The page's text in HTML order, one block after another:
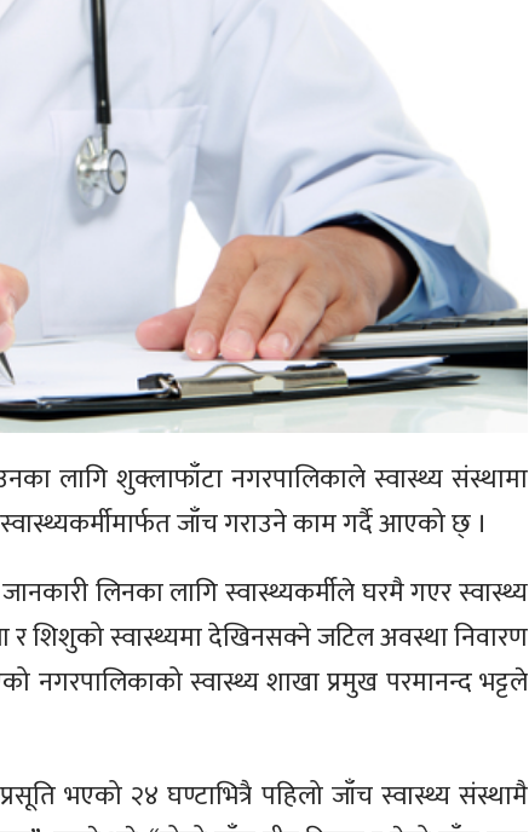
लागि शुक्लाफाँटा नगरपालिकाले स्वास्थ्य संस्थामा
जाँच गराउने काम गर्दै आएको छ् ।
लिनका लागि स्वास्थ्यकर्मीले घरमै गएर स्वास्थ्य
र शिशुको स्वास्थ्यमा देखिनसक्ने जटिल अवस्था निवारण
नगरपालिकाको स्वास्थ्य शाखा प्रमुख परमानन्द भट्टले
भएको २४ घण्टाभित्रै पहिलो जाँच स्वास्थ्य संस्थामै